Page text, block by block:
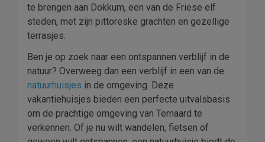
te brengen aan Dokkum, een van de Friese elf
steden, met zijn pittoreske grachten en gezellige
terrasjes.
Ben je op zoek naar een ontspannen verblijf in de
natuur? Overweeg dan een verblijf in een van de
natuurhuisjes in de omgeving. Deze
vakantiehuisjes bieden een perfecte uitvalsbasis
om de prachtige omgeving van Ternaard te
verkennen. Of je nu wilt wandelen, fietsen of